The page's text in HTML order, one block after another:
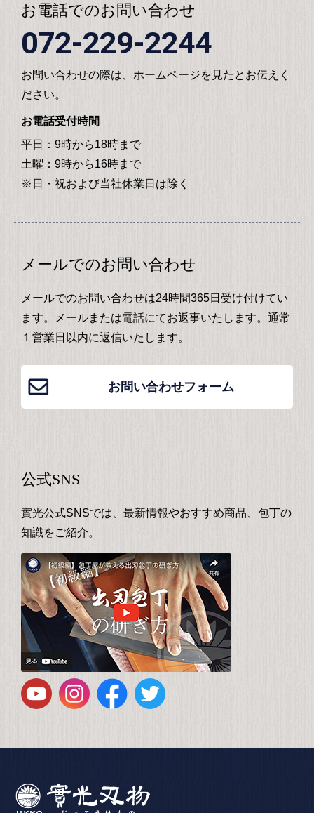
お電話でのお問い合わせ
072-229-2244
お問い合わせの際は、ホームページを見たとお伝えく
ださい。
お電話受付時間
平日：9時から18時まで
土曜：9時から16時まで
※日・祝および当社休業日は除く
メールでのお問い合わせ
メールでのお問い合わせは24時間365日受け付けてい
ます。メールまたは電話にてお返事いたします。通常
１営業日以内に返信いたします。
お問い合わせフォーム
公式SNS
實光公式SNSでは、最新情報やおすすめ商品、包丁の
知識をご紹介。